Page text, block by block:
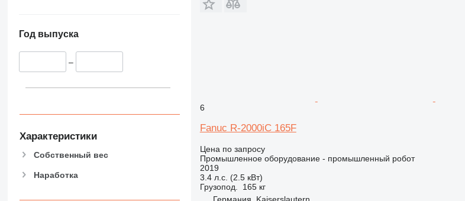
Год выпуска
–
Характеристики
Собственный вес
Наработка
6
Fanuc R-2000iC 165F
Цена по запросу
Промышленное оборудование - промышленный робот
2019
3.4 л.с. (2.5 кВт)
Грузопод.
165 кг